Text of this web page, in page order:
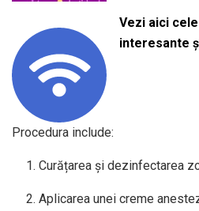
Vezi aici
interesante
Procedura include:
Curățarea și dezinfectarea
Aplicarea unei creme